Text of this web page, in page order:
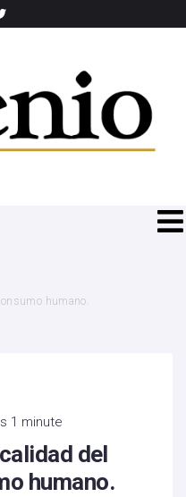
humano.
1 minute
del
humano.